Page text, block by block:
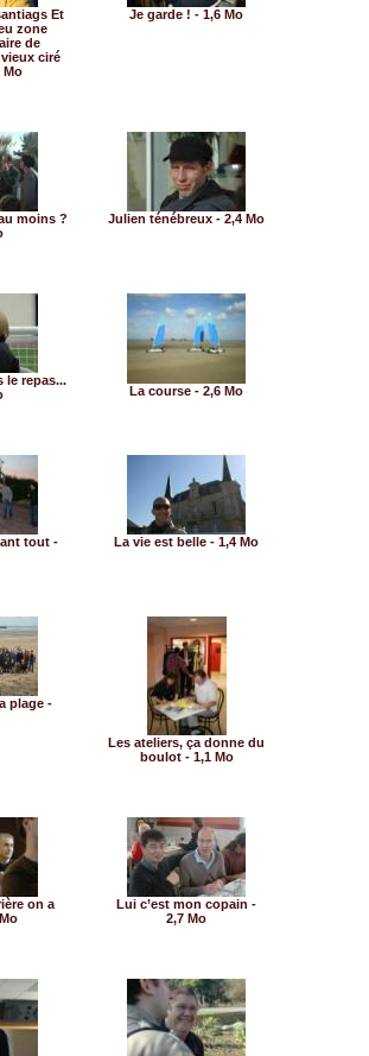
Et
zone
de
ciré
Mo
Je garde ! - 1,6 Mo
moins ?
Julien ténébreux - 2,4 Mo
le repas...
La course - 2,6 Mo
tout -
La vie est belle - 1,4 Mo
plage -
Les ateliers, ça donne du
boulot - 1,1 Mo
on a
Lui c’est mon copain -
2,7 Mo